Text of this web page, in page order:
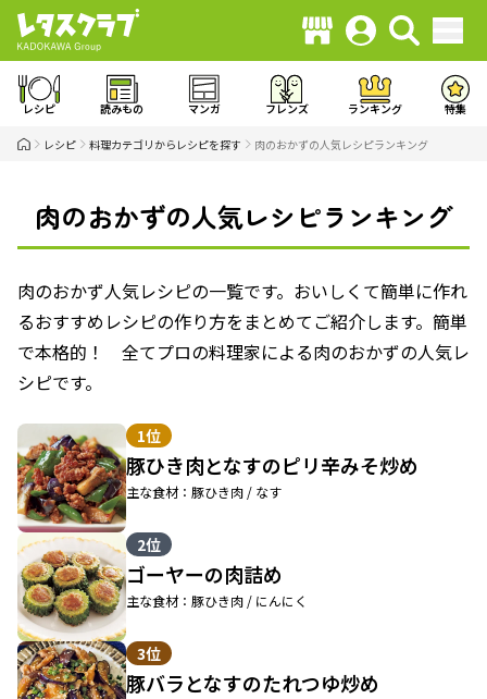
レシピ 読みもの マンガ フレンズ ランキング 特集
レシピ 料理カテゴリからレシピを探す 肉のおかずの人気レシピランキング
肉のおかずの人気レシピランキング
肉のおかず人気レシピの一覧です。おいしくて簡単に作れ
るおすすめレシピの作り方をまとめてご紹介します。簡単
で本格的！ 全てプロの料理家による肉のおかずの人気レ
シピです。
1位
豚ひき肉となすのピリ辛みそ炒め
主な食材：豚ひき肉 / なす
2位
ゴーヤーの肉詰め
主な食材：豚ひき肉 / にんにく
3位
豚バラとなすのたれつゆ炒め